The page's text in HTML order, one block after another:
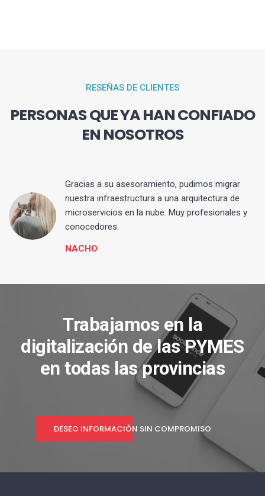
RESEÑAS DE CLIENTES
PERSONAS QUE YA HAN CONFIADO
EN NOSOTROS
Gracias a su asesoramiento, pudimos migrar
nuestra infraestructura a una arquitectura de
microservicios en la nube. Muy profesionales y
conocedores.
NACHO
Trabajamos en la
digitalización de las PYMES
en todas las provincias
DESEO INFORMACIÓN SIN COMPROMISO